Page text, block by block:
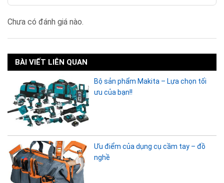
Chưa có đánh giá nào.
BÀI VIẾT LIÊN QUAN
Bộ sản phẩm Makita – Lựa chọn tối
ưu của bạn!!
Ưu điểm của dụng cụ cầm tay – đồ
nghề